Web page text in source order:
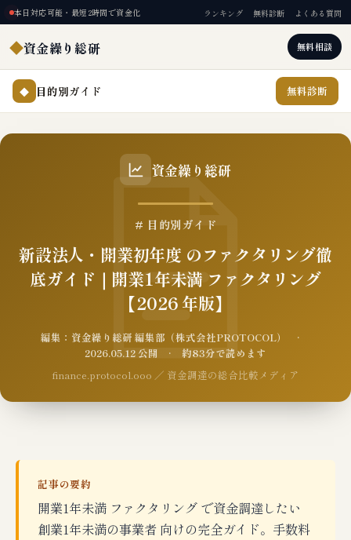
本日対応可能・最短2時間で資金化 ランキング 無料診断 よくある質問
◆資金繰り総研 無料相談
◆ 目的別ガイド 無料診断
資金繰り総研
# 目的別ガイド
新設法人・開業初年度 のファクタリング徹
底ガイド｜開業1年未満 ファクタリング
【2026 年版】
編集：資金繰り総研 編集部（株式会社PROTOCOL） ·
2026.05.12 公開 · 約83分で読めます
finance.protocol.ooo ／ 資金調達の総合比較メディア
記事の要約
開業1年未満 ファクタリング で資金調達したい
創業1年未満の事業者 向けの完全ガイド。手数料